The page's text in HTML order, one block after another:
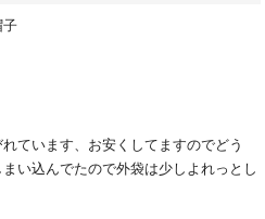
子
ています、お安くしてますのでどう
い込んでたので外袋は少しよれっとし